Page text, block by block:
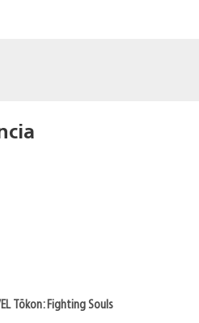
Tōkon: Fighting Souls